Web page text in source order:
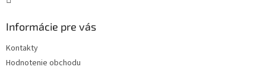
Informácie pre vás
Kontakty
Hodnotenie obchodu